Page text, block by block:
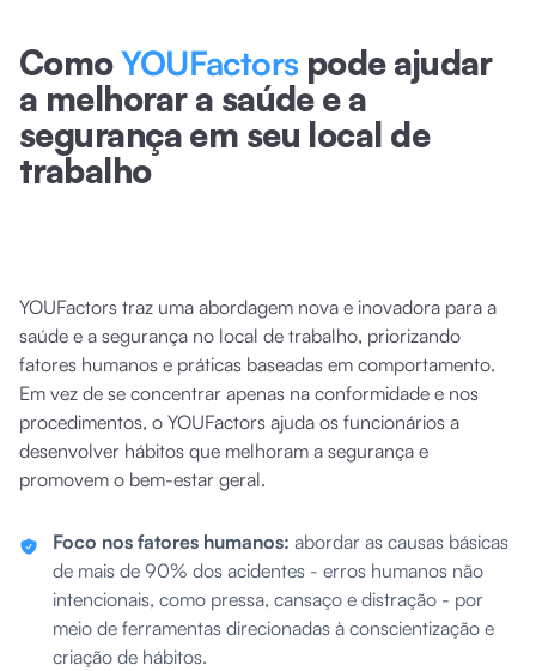
ComoYOUFactors pode ajudar
a melhorar a saúde e a
segurança em seu local de
trabalho
YOUFactors traz uma abordagem nova e inovadora para a
saúde e a segurança no local de trabalho, priorizando
fatores humanos e práticas baseadas em comportamento.
Em vez de se concentrar apenas na conformidade e nos
procedimentos, o YOUFactors ajuda os funcionários a
desenvolver hábitos que melhoram a segurança e
promovem o bem-estar geral.
Foco nos fatores humanos: abordar as causas básicas
de mais de 90% dos acidentes - erros humanos não
intencionais, como pressa, cansaço e distração - por
meio de ferramentas direcionadas à conscientização e
criação de hábitos.